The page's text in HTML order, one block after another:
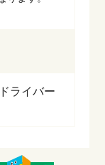
ライバー